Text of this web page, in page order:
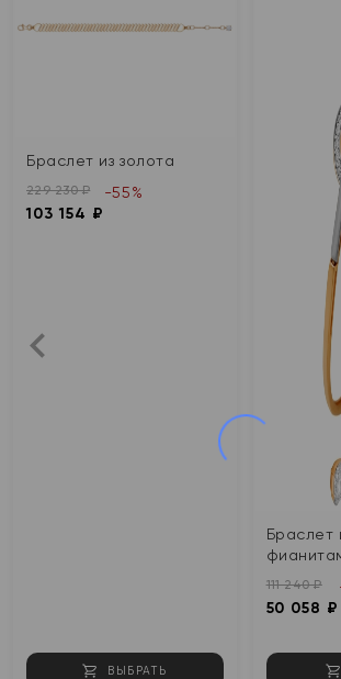
Браслет из золота
229 230 ₽
103 154 ₽
-55%
ВЫБРАТЬ
Браслет
111 240 ₽
50 058 ₽